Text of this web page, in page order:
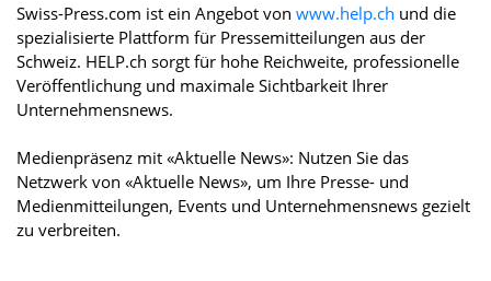
Swiss-Press.com ist ein Angebot von www.help.ch und die
spezialisierte Plattform für Pressemitteilungen aus der
Schweiz. HELP.ch sorgt für hohe Reichweite, professionelle
Veröffentlichung und maximale Sichtbarkeit Ihrer
Unternehmensnews.
Medienpräsenz mit «Aktuelle News»: Nutzen Sie das
Netzwerk von «Aktuelle News», um Ihre Presse- und
Medienmitteilungen, Events und Unternehmensnews gezielt
zu verbreiten.